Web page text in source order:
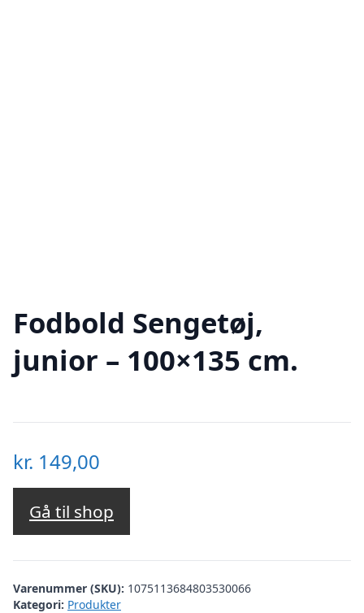
Fodbold Sengetøj,
junior – 100×135 cm.
kr. 149,00
Gå til shop
Varenummer (SKU): 1075113684803530066
Kategori: Produkter